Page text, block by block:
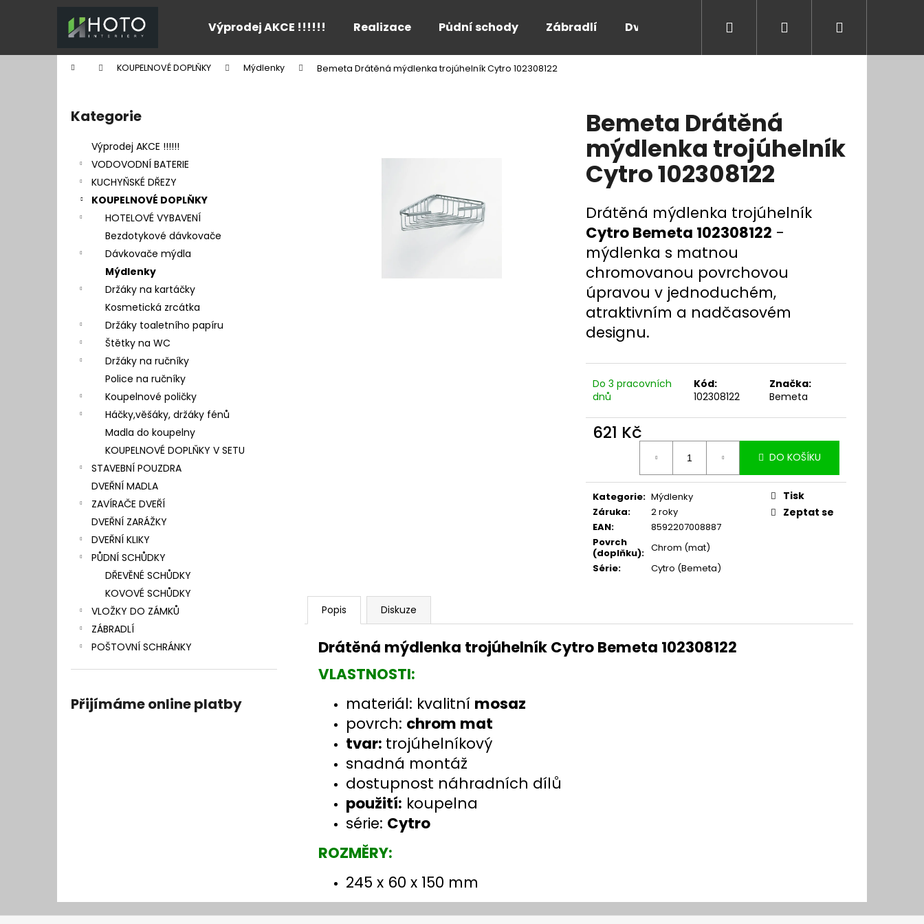
Výprodej AKCE !!!!!! Realizace Půdní schody Zábradlí Dveře a zárubně Kontakt Blog
Přihlášení
Domů KOUPELNOVÉ DOPLŇKY Mýdlenky Bemeta Drátěná mýdlenka trojúhelník Cytro 102308122
Přeskočit
kategorie
Kategorie
Výprodej AKCE !!!!!!
VODOVODNÍ BATERIE
KUCHYŇSKÉ DŘEZY
KOUPELNOVÉ DOPLŇKY
HOTELOVÉ VYBAVENÍ
Bezdotykové dávkovače
Dávkovače mýdla
Mýdlenky
Držáky na kartáčky
Kosmetická zrcátka
Držáky toaletního papíru
Štětky na WC
Držáky na ručníky
Police na ručníky
Koupelnové poličky
Háčky,věšáky, držáky fénů
Madla do koupelny
KOUPELNOVÉ DOPLŇKY V SETU
STAVEBNÍ POUZDRA
DVEŘNÍ MADLA
ZAVÍRAČE DVEŘÍ
DVEŘNÍ ZARÁŽKY
DVEŘNÍ KLIKY
PŮDNÍ SCHŮDKY
DŘEVĚNÉ SCHŮDKY
KOVOVÉ SCHŮDKY
VLOŽKY DO ZÁMKŮ
ZÁBRADLÍ
POŠTOVNÍ SCHRÁNKY
Přijímáme online platby
Bemeta Drátěná
mýdlenka trojúhelník
Cytro 102308122
Drátěná mýdlenka trojúhelník
Cytro Bemeta 102308122 -
mýdlenka s matnou
chromovanou povrchovou
úpravou v jednoduchém,
atraktivním a nadčasovém
designu.
Do 3 pracovních
dnů
Kód:
102308122
Značka:
Bemeta
621 Kč
DO KOŠÍKU
Kategorie: Mýdlenky
Záruka:
2 roky
EAN:
8592207008887
Povrch
(doplňku): Chrom (mat)
Série: Cytro (Bemeta)
Tisk
Zeptat se
Popis Diskuze
Drátěná mýdlenka trojúhelník Cytro Bemeta 102308122
VLASTNOSTI:
materiál: kvalitní mosaz
povrch: chrom mat
tvar: trojúhelníkový
snadná montáž
dostupnost náhradních dílů
použití: koupelna
série: Cytro
ROZMĚRY:
245 x 60 x 150 mm
í
Zpět
do
Zpět
do
Co potřebujete najít?